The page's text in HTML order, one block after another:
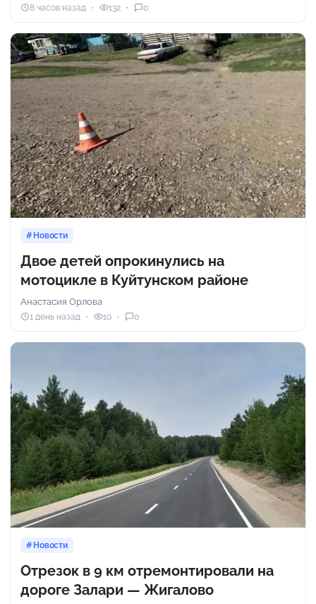
8 часов назад 132 0
Новости
Двое детей опрокинулись на
мотоцикле в Куйтунском районе
Анастасия Орлова
1 день назад 10 0
Новости
Отрезок в 9 км отремонтировали на
дороге Залари — Жигалово